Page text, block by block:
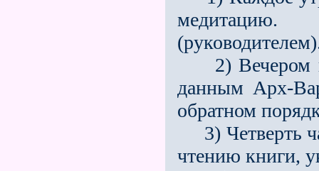
медитацию.
2) Вечером
данным Арх-
обратном
3) Четверть
чтению книги,